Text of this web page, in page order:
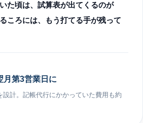
た頃は、試算表が出てくるのが
ころには、もう打てる手が残って
月第3営業日に
設計。記帳代行にかかっていた費用も約